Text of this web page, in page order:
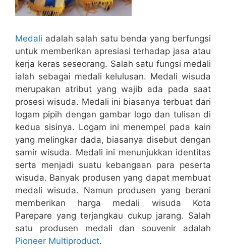
Medali adalah salah satu benda yang berfungsi
untuk memberikan apresiasi terhadap jasa atau
kerja keras seseorang. Salah satu fungsi medali
ialah sebagai medali kelulusan. Medali wisuda
merupakan atribut yang wajib ada pada saat
prosesi wisuda. Medali ini biasanya terbuat dari
logam pipih dengan gambar logo dan tulisan di
kedua sisinya. Logam ini menempel pada kain
yang melingkar dada, biasanya disebut dengan
samir wisuda. Medali ini menunjukkan identitas
serta menjadi suatu kebangaan para peserta
wisuda. Banyak produsen yang dapat membuat
medali wisuda. Namun produsen yang berani
memberikan harga medali wisuda Kota
Parepare yang terjangkau cukup jarang. Salah
satu produsen medali dan souvenir adalah
Pioneer Multiproduct.